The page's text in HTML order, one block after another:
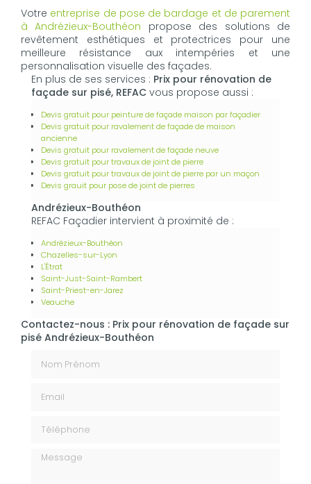
Votre entreprise de pose de bardage et de parement
à Andrézieux-Bouthéon propose des solutions de
revêtement esthétiques et protectrices pour une
meilleure résistance aux intempéries et une
personnalisation visuelle des façades.
En plus de ses services : Prix pour rénovation de
façade sur pisé, REFAC vous propose aussi :
Devis gratuit pour peinture de façade maison par façadier
Devis gratuit pour ravalement de façade de maison
ancienne
Devis gratuit pour ravalement de façade neuve
Devis gratuit pour travaux de joint de pierre
Devis gratuit pour travaux de joint de pierre par un maçon
Devis grauit pour pose de joint de pierres
Andrézieux-Bouthéon
REFAC Façadier intervient à proximité de :
Andrézieux-Bouthéon
Chazelles-sur-Lyon
L'Étrat
Saint-Just-Saint-Rambert
Saint-Priest-en-Jarez
Veauche
Contactez-nous : Prix pour rénovation de façade sur
pisé Andrézieux-Bouthéon
Message